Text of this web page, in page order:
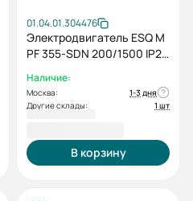
01.04.01.304476
Электродвигатель ESQ M
PF 355-SDN 200/1500 IP23
Наличие:
Москва:
1-3 дня
Другие склады:
1 шт
В корзину